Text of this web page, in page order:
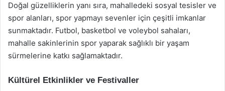
Doğal güzelliklerin yanı sıra, mahalledeki sosyal tesisler ve
spor alanları, spor yapmayı sevenler için çeşitli imkanlar
sunmaktadır. Futbol, basketbol ve voleybol sahaları,
mahalle sakinlerinin spor yaparak sağlıklı bir yaşam
sürmelerine katkı sağlamaktadır.
Kültürel Etkinlikler ve Festivaller